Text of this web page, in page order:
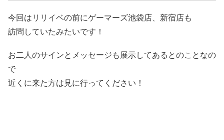
今回はリリイベの前にゲーマーズ池袋店、新宿店も
訪問していたみたいです！
お二人のサインとメッセージも展示してあるとのことなの
で
近くに来た方は見に行ってください！